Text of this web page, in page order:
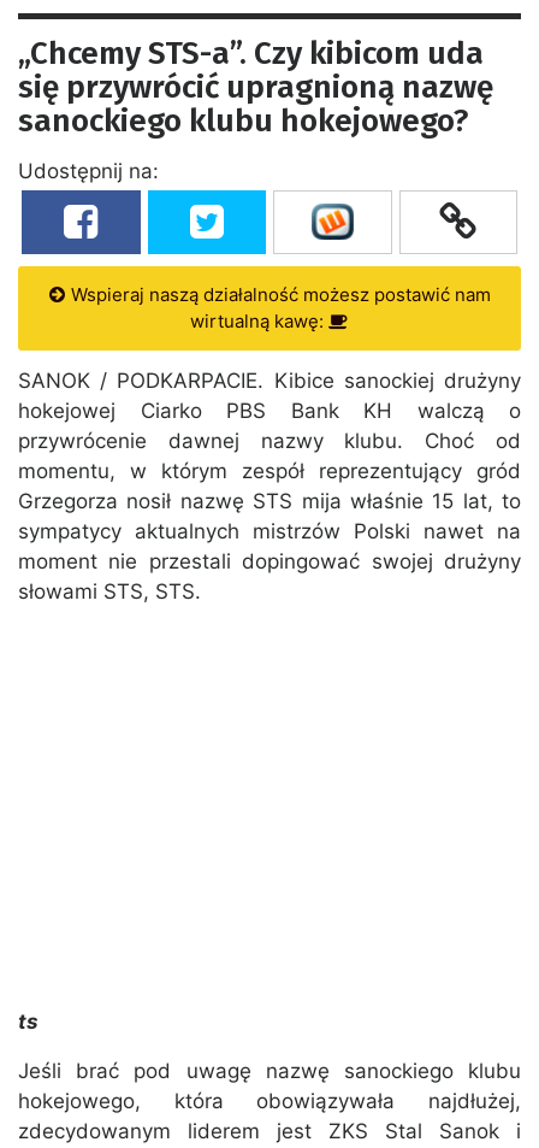
„Chcemy STS-a”. Czy kibicom uda
się przywrócić upragnioną nazwę
sanockiego klubu hokejowego?
Udostępnij na:
Wspieraj naszą działalność możesz postawić nam
wirtualną kawę:
SANOK / PODKARPACIE. Kibice sanockiej drużyny
hokejowej Ciarko PBS Bank KH walczą o
przywrócenie dawnej nazwy klubu. Choć od
momentu, w którym zespół reprezentujący gród
Grzegorza nosił nazwę STS mija właśnie 15 lat, to
sympatycy aktualnych mistrzów Polski nawet na
moment nie przestali dopingować swojej drużyny
słowami STS, STS.
ts
Jeśli brać pod uwagę nazwę sanockiego klubu
hokejowego, która obowiązywała najdłużej,
zdecydowanym liderem jest ZKS Stal Sanok i